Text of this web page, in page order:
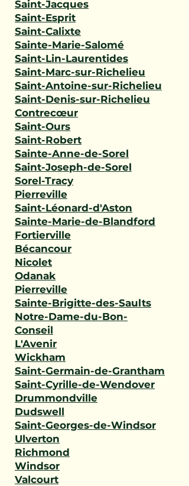
Saint-Jacques
Saint-Esprit
Saint-Calixte
Sainte-Marie-Salomé
Saint-Lin-Laurentides
Saint-Marc-sur-Richelieu
Saint-Antoine-sur-Richelieu
Saint-Denis-sur-Richelieu
Contrecœur
Saint-Ours
Saint-Robert
Sainte-Anne-de-Sorel
Saint-Joseph-de-Sorel
Sorel-Tracy
Pierreville
Saint-Léonard-d'Aston
Sainte-Marie-de-Blandford
Fortierville
Bécancour
Nicolet
Odanak
Pierreville
Sainte-Brigitte-des-Saults
Notre-Dame-du-Bon-
Conseil
L'Avenir
Wickham
Saint-Germain-de-Grantham
Saint-Cyrille-de-Wendover
Drummondville
Dudswell
Saint-Georges-de-Windsor
Ulverton
Richmond
Windsor
Valcourt